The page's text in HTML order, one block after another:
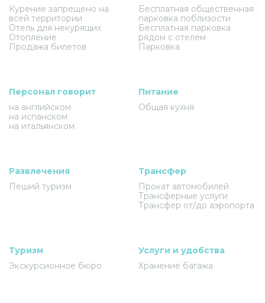
Курение запрещено на
всей территории
Отель для некурящих
Отопление
Продажа билетов
Бесплатная общественная
парковка поблизости
Бесплатная парковка
рядом с отелем
Парковка
Персонал говорит
на английском
на испанском
на итальянском
Питание
Общая кухня
Развлечения
Пеший туризм
Трансфер
Прокат автомобилей
Трансферные услуги
Трансфер от/до аэропорта
Туризм
Экскурсионное бюро
Услуги и удобства
Хранение багажа